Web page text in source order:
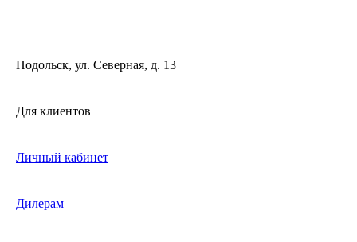
Подольск, ул. Северная, д. 13
Для клиентов
Личный кабинет
Дилерам